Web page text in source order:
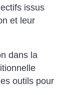
issus
et leur
dans la
outils pour